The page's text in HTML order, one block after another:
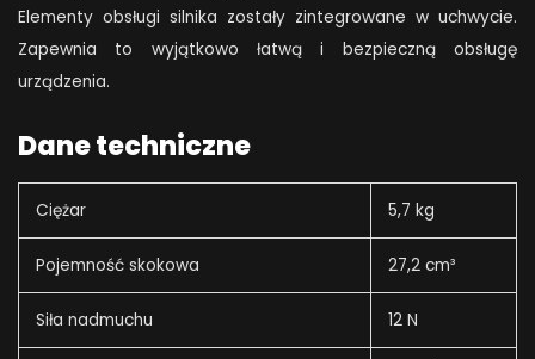
Elementy obsługi silnika zostały zintegrowane w uchwycie.
Zapewnia to wyjątkowo łatwą i bezpieczną obsługę
urządzenia.
Dane techniczne
Ciężar 5,7 kg
Pojemność skokowa 27,2 cm³
Siła nadmuchu 12 N